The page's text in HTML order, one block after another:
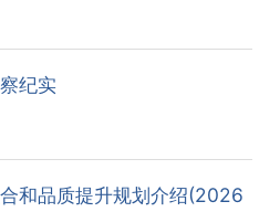
纪实
和品质提升规划介绍(2026